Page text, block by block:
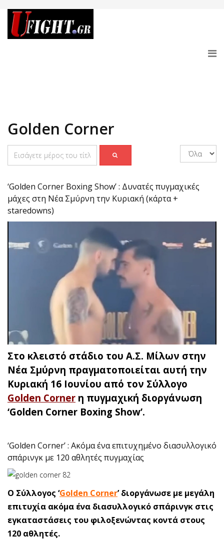
Golden Corner
‘Golden Corner Boxing Show’ : Δυνατές πυγμαχικές
μάχες στη Νέα Σμύρνη την Κυριακή (κάρτα +
staredowns)
Στο κλειστό στάδιο του Α.Σ. Μίλων στην
Νέα Σμύρνη πραγματοποιείται αυτή την
Κυριακή 16 Ιουνίου από τον Σύλλογο
Golden Corner η πυγμαχική διοργάνωση
‘Golden Corner Boxing Show’.
‘Golden Corner’ : Ακόμα ένα επιτυχημένο διασυλλογικό
σπάρινγκ με 120 αθλητές πυγμαχίας
Ο Σύλλογος ‘Golden Corner’ διοργάνωσε με μεγάλη
επιτυχία ακόμα ένα διασυλλογικό σπάρινγκ στις
εγκαταστάσεις του φιλοξενώντας κοντά στους
120 αθλητές.